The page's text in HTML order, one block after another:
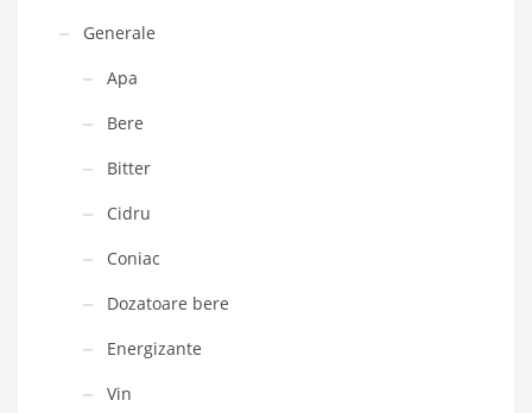
Generale
Apa
Bere
Bitter
Cidru
Coniac
Dozatoare bere
Energizante
Vin